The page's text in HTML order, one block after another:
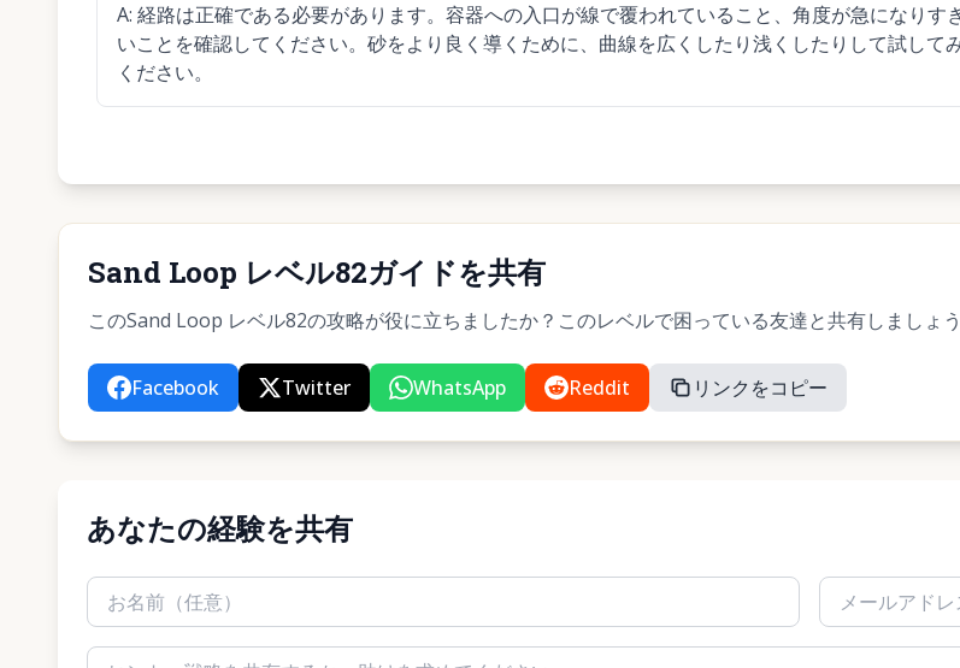
A: 経路は正確である必要があります。容器への入口が線で覆われていること、角度が急になりす
いことを確認してください。砂をより良く導くために、曲線を広くしたり浅くしたりして試して
ください。
Sand Loop レベル82ガイドを共有
このSand Loop レベル82の攻略が役に立ちましたか？このレベルで困っている友達と共有しましょう
Facebook Twitter WhatsApp Reddit リンクをコピー
あなたの経験を共有